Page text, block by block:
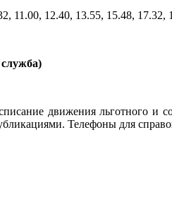
11.00, 12.40, 13.55, 15.48, 17.32,
движения льготного и
Телефоны для